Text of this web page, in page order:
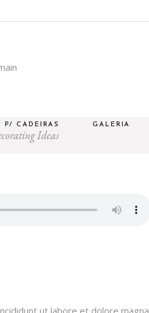
P/ CADEIRAS GALERIA
Ideas
ut labore et dolore magna